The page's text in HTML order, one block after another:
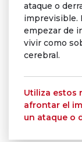
ataque o
imprevisible.
empezar de
vivir como
cerebral.
Utiliza estos
afrontar el
un ataque o